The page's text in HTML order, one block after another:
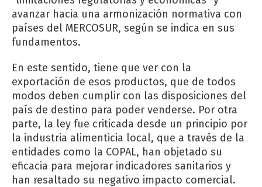
avanzar hacia una armonización normativa con
países del MERCOSUR, según se indica en sus
fundamentos.
En este sentido, tiene que ver con la
exportación de esos productos, que de todos
modos deben cumplir con las disposiciones del
país de destino para poder venderse. Por otra
parte, la ley fue criticada desde un principio por
la industria alimenticia local, que a través de la
entidades como la COPAL, han objetado su
eficacia para mejorar indicadores sanitarios y
han resaltado su negativo impacto comercial.